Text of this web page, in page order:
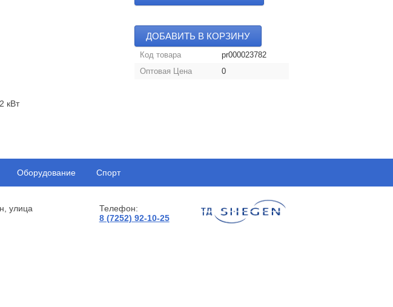
ДОБАВИТЬ В КОРЗИНУ
Код товара
pr000023782
Оптовая Цена
0
кВт
Оборудование Спорт
улица
Телефон:
8 (7252) 92-10-25